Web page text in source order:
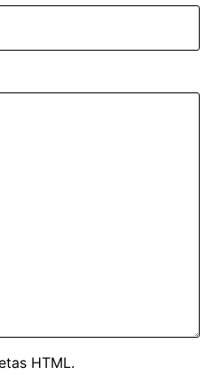
HTML.